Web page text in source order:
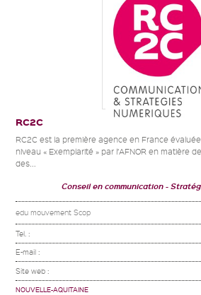
RC2C
RC2C est la première agence en France
niveau « Exemplarité » par l’AFNOR en matière
des...
Conseil en communication
edu mouvement Scop
Tel. :
E-mail :
Site web :
NOUVELLE-AQUITAINE